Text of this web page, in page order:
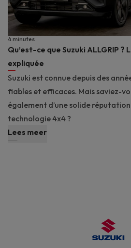
Qu’est-ce que Suzuki ALLGRIP
expliquée
4 minutes
Suzuki est connue depuis des
fiables et efficaces. Mais saviez-
également d’une solide
technologie 4x4 ?
Lees meer